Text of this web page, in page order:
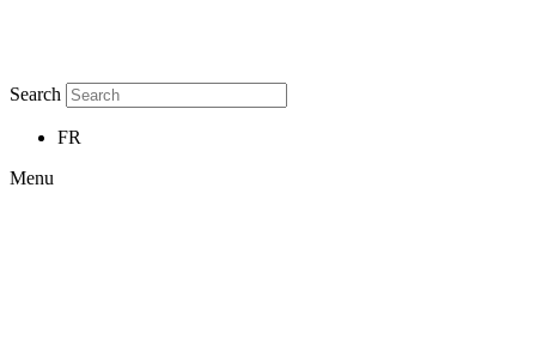
Search
FR
Menu